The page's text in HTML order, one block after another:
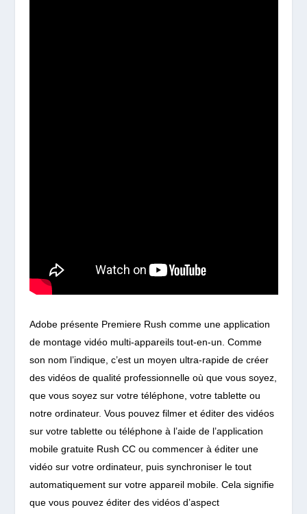
Adobe présente Premiere Rush comme une application
de montage vidéo multi-appareils tout-en-un. Comme
son nom l’indique, c’est un moyen ultra-rapide de créer
des vidéos de qualité professionnelle où que vous soyez,
que vous soyez sur votre téléphone, votre tablette ou
notre ordinateur. Vous pouvez filmer et éditer des vidéos
sur votre tablette ou téléphone à l’aide de l’application
mobile gratuite Rush CC ou commencer à éditer une
vidéo sur votre ordinateur, puis synchroniser le tout
automatiquement sur votre appareil mobile. Cela signifie
que vous pouvez éditer des vidéos d’aspect